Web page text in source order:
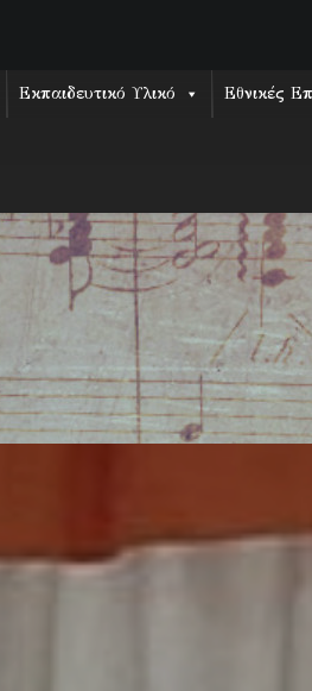
Εκπαιδευτικό Υλικό Εθνικές